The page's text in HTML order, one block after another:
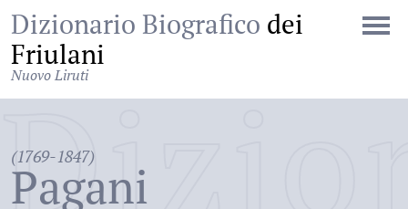
Dizionario Biografico dei
Friulani
Nuovo Liruti
(1769-1847)
Pagani